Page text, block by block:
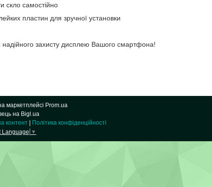
скло самостійно
пластин для зручної установки
захисту дисплею Вашого смартфона!
маркетплейсі Prom.ua
на Bigl.ua
контент
Політика конфіденційності
Language ▼